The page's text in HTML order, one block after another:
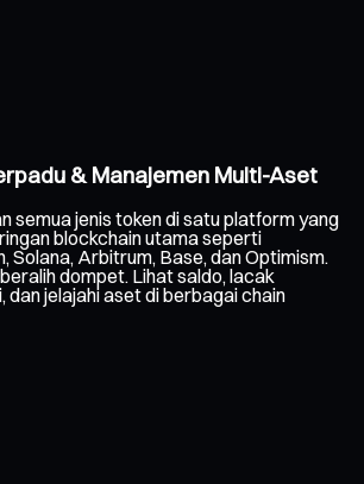
& Manajemen Multi-Aset
semua jenis token di satu platform yang
blockchain utama seperti
Solana, Arbitrum, Base, dan Optimism.
dompet. Lihat saldo, lacak
jelajahi aset di berbagai chain